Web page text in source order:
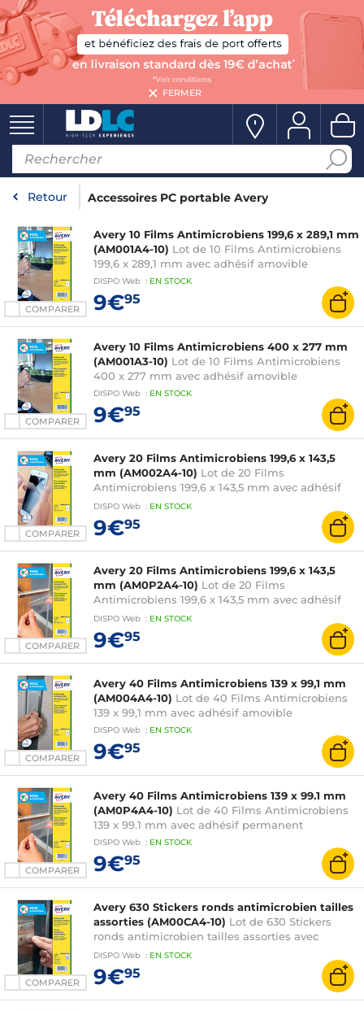
FERMER
Retour Accessoires PC portable Avery
COMPARER
Avery 10 Films Antimicrobiens 199,6 x 289,1 mm
(AM001A4-10) Lot de 10 Films Antimicrobiens
199,6 x 289,1 mm avec adhésif amovible
DISPO Web : EN STOCK
9€95
COMPARER
Avery 10 Films Antimicrobiens 400 x 277 mm
(AM001A3-10) Lot de 10 Films Antimicrobiens
400 x 277 mm avec adhésif amovible
DISPO Web : EN STOCK
9€95
COMPARER
Avery 20 Films Antimicrobiens 199,6 x 143,5
mm (AM002A4-10) Lot de 20 Films
Antimicrobiens 199,6 x 143,5 mm avec adhésif
amovible
DISPO Web : EN STOCK
9€95
COMPARER
Avery 20 Films Antimicrobiens 199,6 x 143,5
mm (AM0P2A4-10) Lot de 20 Films
Antimicrobiens 199,6 x 143,5 mm avec adhésif
permanent
DISPO Web : EN STOCK
9€95
COMPARER
Avery 40 Films Antimicrobiens 139 x 99,1 mm
(AM004A4-10) Lot de 40 Films Antimicrobiens
139 x 99,1 mm avec adhésif amovible
DISPO Web : EN STOCK
9€95
COMPARER
Avery 40 Films Antimicrobiens 139 x 99.1 mm
(AM0P4A4-10) Lot de 40 Films Antimicrobiens
139 x 99.1 mm avec adhésif permanent
DISPO Web : EN STOCK
9€95
COMPARER
Avery 630 Stickers ronds antimicrobien tailles
assorties (AM00CA4-10) Lot de 630 Stickers
ronds antimicrobien tailles assorties avec
adhésif permanent
DISPO Web : EN STOCK
9€95